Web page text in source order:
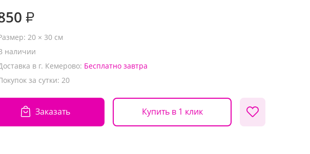
₽
20 × 30 см
наличии
в г. Кемерово: Бесплатно завтра
за сутки: 20
Заказать Купить в 1 клик